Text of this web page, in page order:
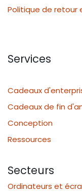
Politique de retour
Services
Cadeaux
Cadeaux de fin
Conception
Ressources
Secteurs
Ordinateurs et